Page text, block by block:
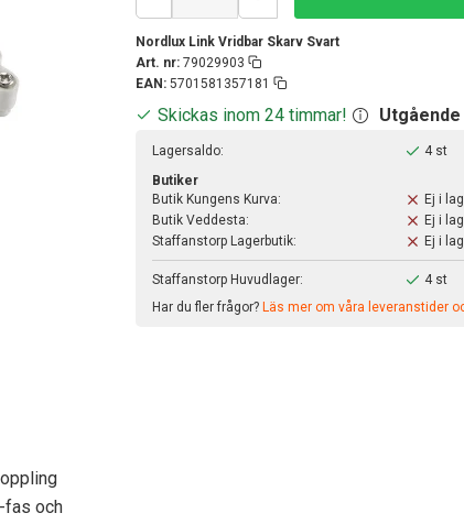
fas och
Nordlux Link Vridbar Skarv Svart
Art. nr: 79029903
EAN: 5701581357181
Skickas inom 24 timmar! Utgående
Lagersaldo:
4 st
Butiker
Butik Kungens Kurva:
Ej i
Butik Veddesta:
Ej i
Staffanstorp Lagerbutik:
Ej i
Staffanstorp Huvudlager:
4 st
Har du fler frågor? Läs mer om våra leveranstider